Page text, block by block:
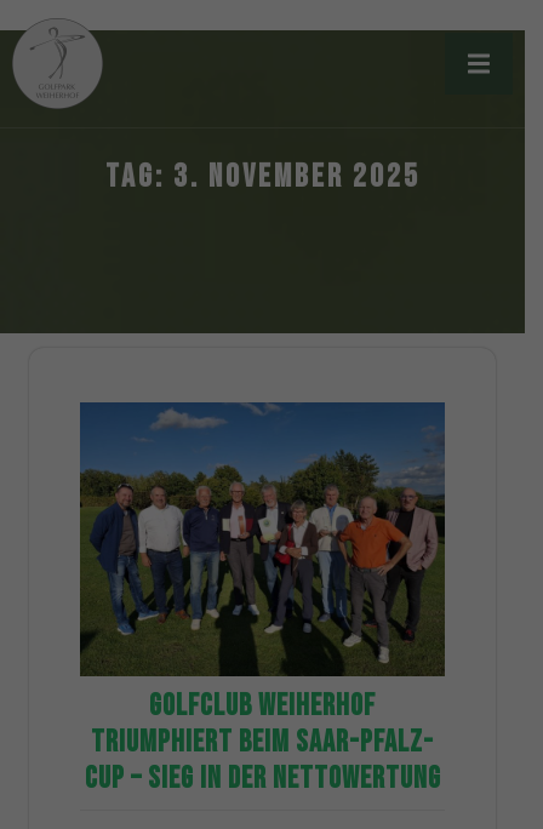
TAG: 3. NOVEMBER 2025
Golfclub Weiherhof
triumphiert beim Saar-Pfalz-
Cup – Sieg in der Nettowertung